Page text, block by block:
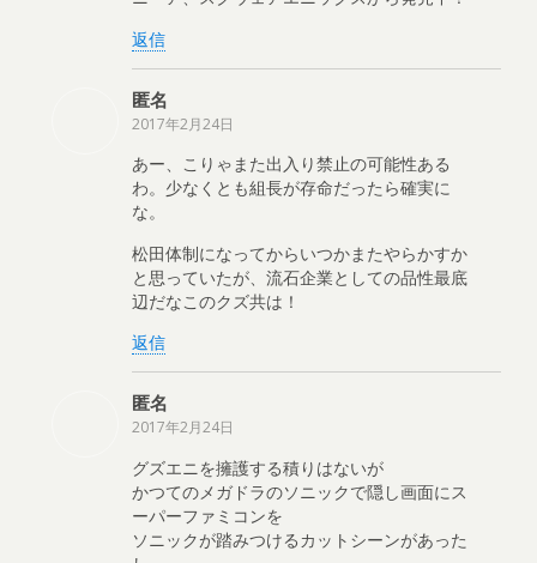
返信
匿名
2017年2月24日
あー、こりゃまた出入り禁止の可能性ある
わ。少なくとも組長が存命だったら確実に
な。
松田体制になってからいつかまたやらかすか
と思っていたが、流石企業としての品性最底
辺だなこのクズ共は！
返信
匿名
2017年2月24日
グズエニを擁護する積りはないが
かつてのメガドラのソニックで隠し画面にス
ーパーファミコンを
ソニックが踏みつけるカットシーンがあった